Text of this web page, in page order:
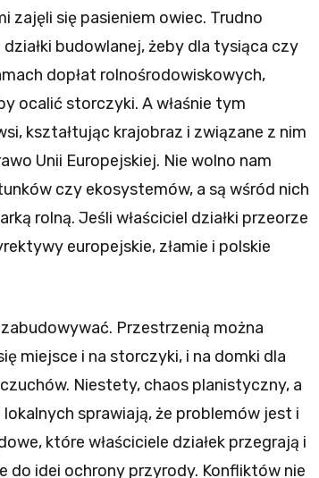
zajęli się pasieniem owiec. Trudno
budowlanej, żeby dla tysiąca czy
dopłat rolnośrodowiskowych,
ocalić storczyki. A właśnie tym
kształtując krajobraz i związane z nim
Unii Europejskiej. Nie wolno nam
czy ekosystemów, a są wśród nich
rolną. Jeśli właściciel działki przeorze
europejskie, złamie i polskie
Przestrzenią można
miejsce i na storczyki, i na domki dla
Niestety, chaos planistyczny, a
sprawiają, że problemów jest i
które właściciele działek przegrają i
idei ochrony przyrody. Konfliktów nie